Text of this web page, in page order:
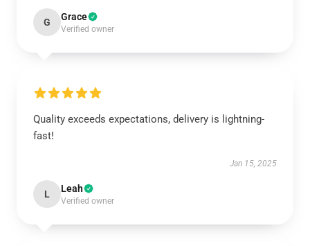
G Grace
Verified owner
Quality exceeds expectations, delivery is lightning-
fast!
Jan 15, 2025
L Leah
Verified owner